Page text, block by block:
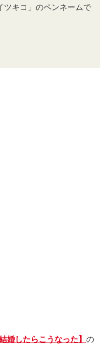
ツキコ」のペンネームで
婚したらこうなった】 の